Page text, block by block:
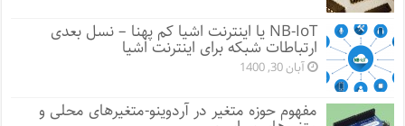
NB-IoT یا اینترنت اشیا کم پهنا – نسل بعدی
ارتباطات شبکه برای اینترنت اشیا
آبان 30, 1400
مفهوم حوزه متغیر در آردوینو-متغیرهای محلی و